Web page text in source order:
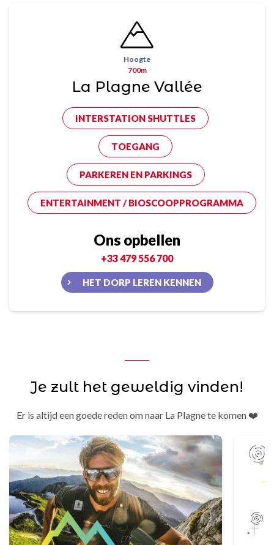
Hoogte
700m
La Plagne Vallée
INTERSTATION SHUTTLES
TOEGANG
PARKEREN EN PARKINGS
ENTERTAINMENT / BIOSCOOPPROGRAMMA
Ons opbellen
+33 479 556 700
HET DORP LEREN KENNEN
Je zult het geweldig vinden!
Er is altijd een goede reden om naar La Plagne te komen ❤️